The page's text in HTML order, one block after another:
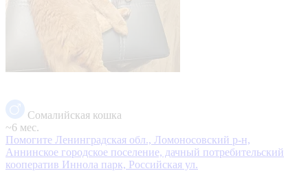
Сомалийская кошка
~6 мес.
Помогите Ленинградская обл., Ломоносовский р-н,
Аннинское городское поселение, дачный потребительский
кооператив Иннола парк, Российская ул.